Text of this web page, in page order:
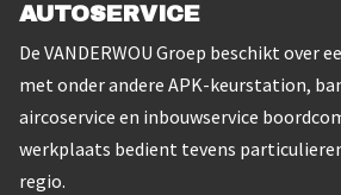
AUTOSERVICE
De VANDERWOU Groep beschikt over
met onder andere APK-keurstation,
aircoservice en inbouwservice
werkplaats bedient tevens
regio.